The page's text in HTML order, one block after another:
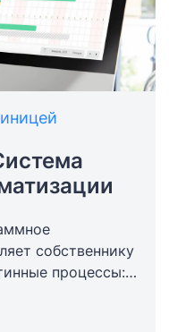
автоматизации
собственнику
процессы: